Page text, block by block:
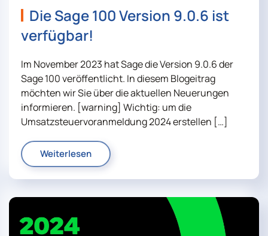
Die Sage 100 Version 9.0.6 ist
verfügbar!
Im November 2023 hat Sage die Version 9.0.6 der
Sage 100 veröffentlicht. In diesem Blogeitrag
möchten wir Sie über die aktuellen Neuerungen
informieren. [warning] Wichtig: um die
Umsatzsteuervoranmeldung 2024 erstellen […]
Weiterlesen